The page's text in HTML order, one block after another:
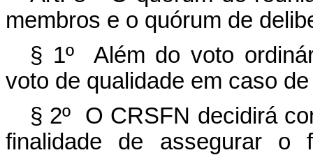
membros e o quórum de
§ 1º Além do voto
voto de qualidade em caso
§ 2º O CRSFN decidirá
finalidade de assegurar o